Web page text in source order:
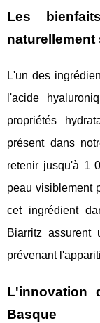
Les
naturellement
L'un des
l'acide
propriétés
présent dans
retenir jusqu'à 1
peau visiblement
cet ingrédient
Biarritz assurent
prévenant
L'innovation
Basque